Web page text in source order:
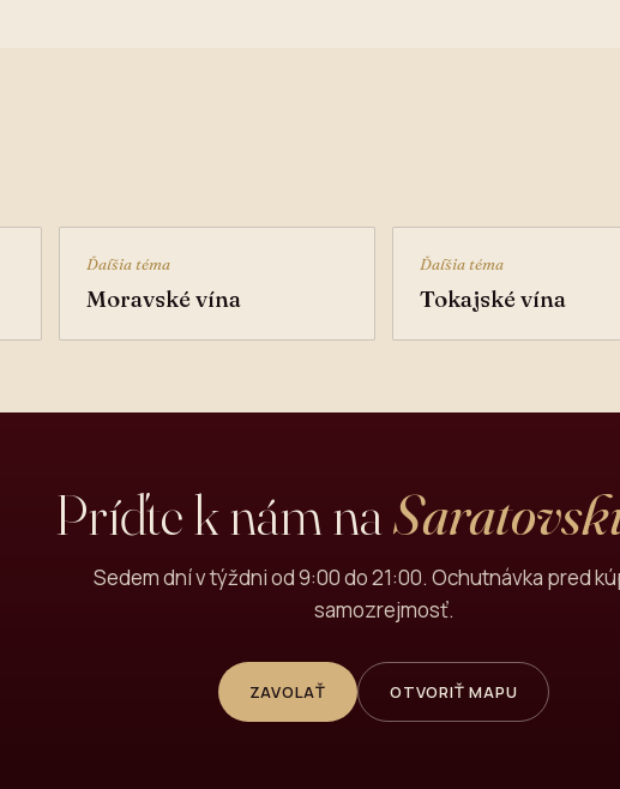
Ďalšia téma
Moravské vína
Ďalšia téma
Tokajské vína
Príďte k nám na
Sedem dní v týždni od 9:00 do 21:00. Ochutnávka pred
samozrejmosť.
ZAVOLAŤ OTVORIŤ MAPU